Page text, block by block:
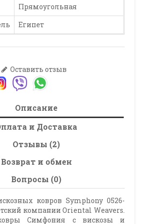
Прямоугольная
Египет
Оставить отзыв
Описание
и Доставка
Отзывы (2)
Возврат и обмен
Вопросы (0)
ковров Symphony 0526-
компании Oriental Weavers.
Симфония с вискозы и